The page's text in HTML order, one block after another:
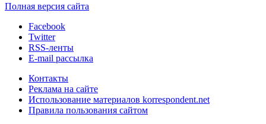
Полная версия сайта
Facebook
Twitter
RSS-ленты
E-mail рассылка
Контакты
Реклама на сайте
Использование материалов korrespondent.net
Правила пользования сайтом